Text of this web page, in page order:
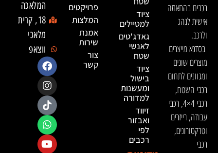
רכבים בהתאמה
אישית לנהג
ולרכב.
בסדנא מייצרים
מוצרים שונים
ומגוונים לתחום
רכבי השטח,
רכבי 4×4, רכבי
עבודה, רייזרים
וטרקטורונים,
רכבי
ציוד
למטיילים
גאדג'טים
לאנשי
שטח
ציוד
בישול
ומעשנות
למדורה
זיווד
ואבזור
לפי
רכבים
פרויקטים
המלצות
אמנת
שירות
צור
קשר
המלאכה
18, קרית
מלאכי
ווצאפ